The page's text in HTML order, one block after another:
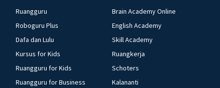
Ruangguru
Roboguru Plus
Dafa dan Lulu
Kursus for Kids
Ruangguru for Kids
Ruangguru for Business
Brain Academy Online
English Academy
Skill Academy
Ruangkerja
Schoters
Kalananti